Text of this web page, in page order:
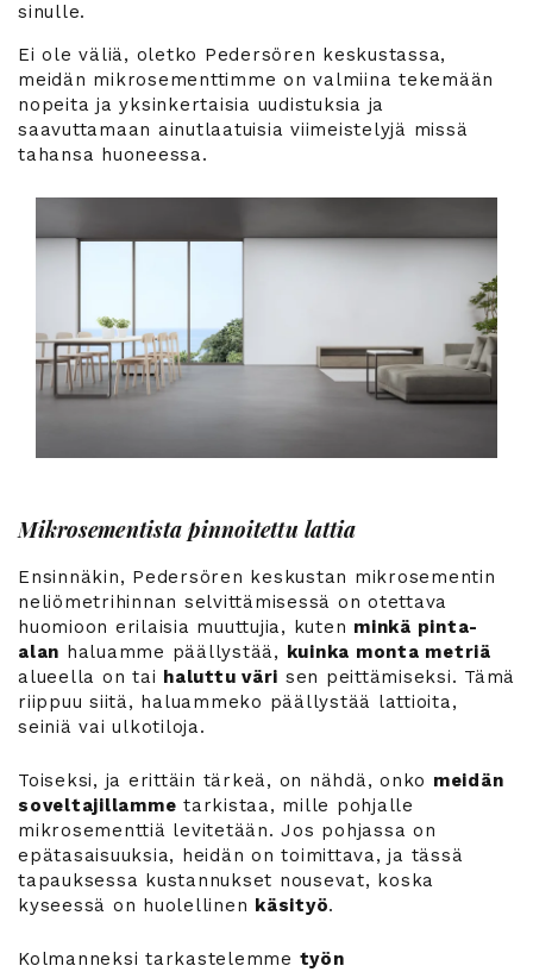
sinulle.
Ei ole väliä, oletko Pedersören keskustassa,
meidän mikrosementtimme on valmiina tekemään
nopeita ja yksinkertaisia uudistuksia ja
saavuttamaan ainutlaatuisia viimeistelyjä missä
tahansa huoneessa.
Mikrosementista pinnoitettu lattia
Ensinnäkin, Pedersören keskustan mikrosementin
neliömetrihinnan selvittämisessä on otettava
huomioon erilaisia muuttujia, kuten minkä pinta-
alan haluamme päällystää, kuinka monta metriä
alueella on tai haluttu väri sen peittämiseksi. Tämä
riippuu siitä, haluammeko päällystää lattioita,
seiniä vai ulkotiloja.
Toiseksi, ja erittäin tärkeä, on nähdä, onko meidän
soveltajillamme tarkistaa, mille pohjalle
mikrosementtiä levitetään. Jos pohjassa on
epätasaisuuksia, heidän on toimittava, ja tässä
tapauksessa kustannukset nousevat, koska
kyseessä on huolellinen käsityö.
Kolmanneksi tarkastelemme työn